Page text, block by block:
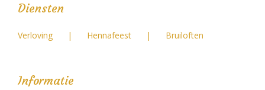
Diensten
Verloving Hennafeest Bruiloften
Informatie